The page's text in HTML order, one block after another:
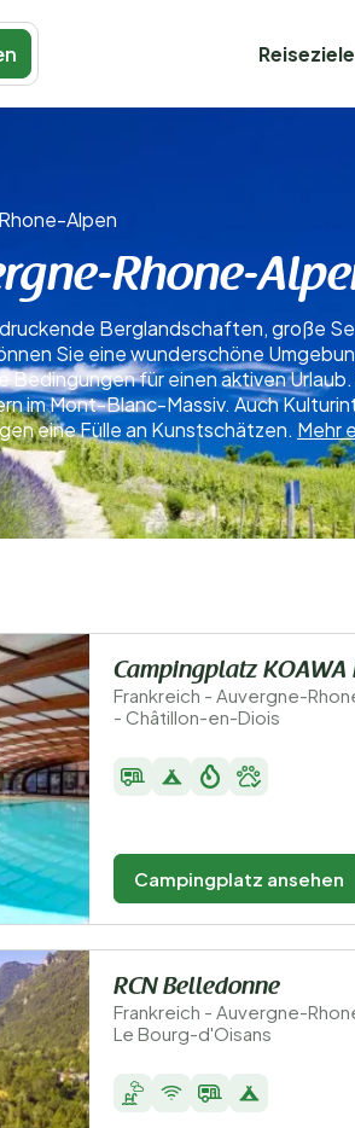
Reiseziele
Alpen
Rhone-
Berglandschaften, große
Sie eine wunderschöne
für einen aktiven
im Mont-Blanc-Massiv. Auch
eine Fülle an Kunstschätzen. Mehr
Campingplatz KOAWA
Frankreich - Auvergne-
- Châtillon-en-Diois
Campingplatz ansehen
RCN Belledonne
Frankreich - Auvergne-
Le Bourg-d'Oisans